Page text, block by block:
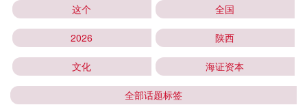
这个 全国
2026 陕西
文化 海证资本
全部话题标签